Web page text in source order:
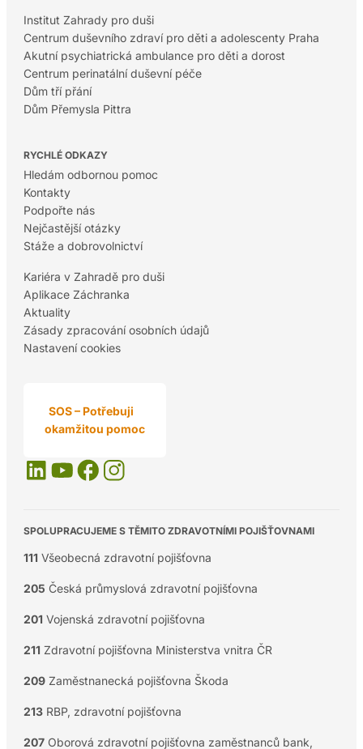
Institut Zahrady pro duši
Centrum duševního zdraví pro děti a adolescenty Praha
Akutní psychiatrická ambulance pro děti a dorost
Centrum perinatální duševní péče
Dům tří přání
Dům Přemysla Pittra
RYCHLÉ ODKAZY
Hledám odbornou pomoc
Kontakty
Podpořte nás
Nejčastější otázky
Stáže a dobrovolnictví
Kariéra v Zahradě pro duši
Aplikace Záchranka
Aktuality
Zásady zpracování osobních údajů
Nastavení cookies
SOS – Potřebuji
okamžitou pomoc
SPOLUPRACUJEME S TĚMITO ZDRAVOTNÍMI POJIŠŤOVNAMI
111 Všeobecná zdravotní pojišťovna
205 Česká průmyslová zdravotní pojišťovna
201 Vojenská zdravotní pojišťovna
211 Zdravotní pojišťovna Ministerstva vnitra ČR
209Zaměstnanecká pojišťovna Škoda
213RBP, zdravotní pojišťovna
207Oborová zdravotní pojišťovna zaměstnanců bank,